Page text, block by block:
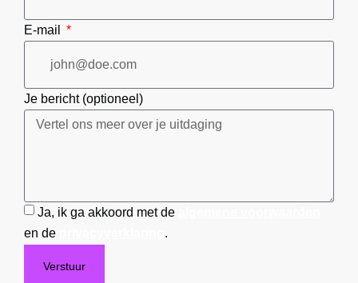
E-mail
Je bericht (optioneel)
Ja, ik ga akkoord met de
en de
.
Verstuur